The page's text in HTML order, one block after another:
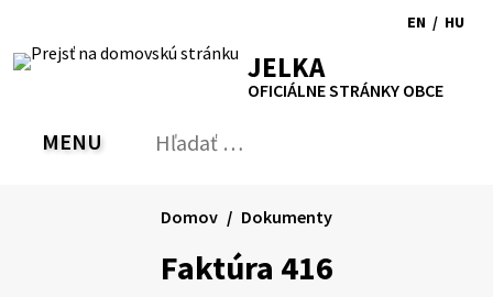
obsah
RSS MapaTlačiť
Zvýšiť
kontrast
písmapísma
EN
to
/ HU
JELKA
OFICIÁLNE STRÁNKY OBCE
PREPNÚŤ
MENU Hľadať:
Faktúra 416
Domov Dokumenty